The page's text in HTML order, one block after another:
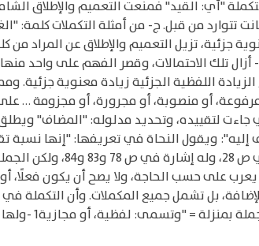
"أي: القيد" فمنعت التعميم والإطلاق
تتوارد من قبل. ج- من أمثلة التكملات
جزئية، تزيل التعميم والإطلاق عن المراد من
تلك الاحتمالات، وقصر الفهم على واحد
اللفظية الجزئية زيادة معنوية جزئية.
أو منصوبة، أو مجرورة، أو مجزومة …
جاءت لتقييده، وتحديد مدلوله: "المضاف"
إليه": ويقول النحاة في تعريفها: "إنها نسبة
مجرورًا دائمًا". نعم، قد يكون
بل تشمل جميع المكملات. وأن التكملة
= "وتسمى: لفظية، أو مجازية1 -ولها ملحقات2-"